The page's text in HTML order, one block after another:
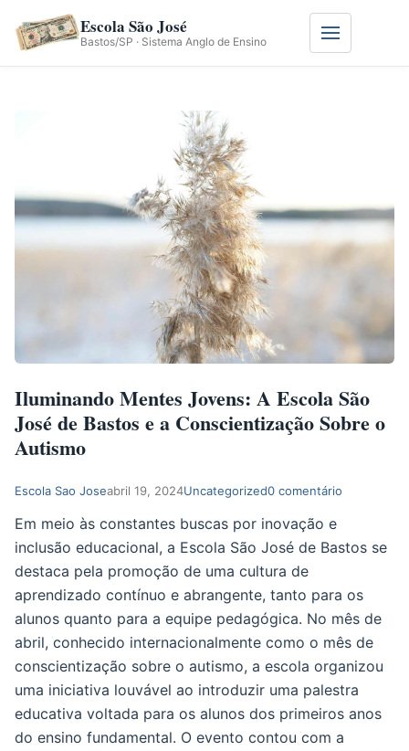
Escola São José
Bastos/SP · Sistema Anglo de Ensino Menu
Iluminando Mentes Jovens: A Escola São
José de Bastos e a Conscientização Sobre o
Autismo
Autor do post:
Escola Sao JosePost publicado:
abril 19, 2024Categoria do post:
UncategorizedComentários do post:
0 comentário
Em meio às constantes buscas por inovação e
inclusão educacional, a Escola São José de Bastos se
destaca pela promoção de uma cultura de
aprendizado contínuo e abrangente, tanto para os
alunos quanto para a equipe pedagógica. No mês de
abril, conhecido internacionalmente como o mês de
conscientização sobre o autismo, a escola organizou
uma iniciativa louvável ao introduzir uma palestra
educativa voltada para os alunos dos primeiros anos
do ensino fundamental. O evento contou com a